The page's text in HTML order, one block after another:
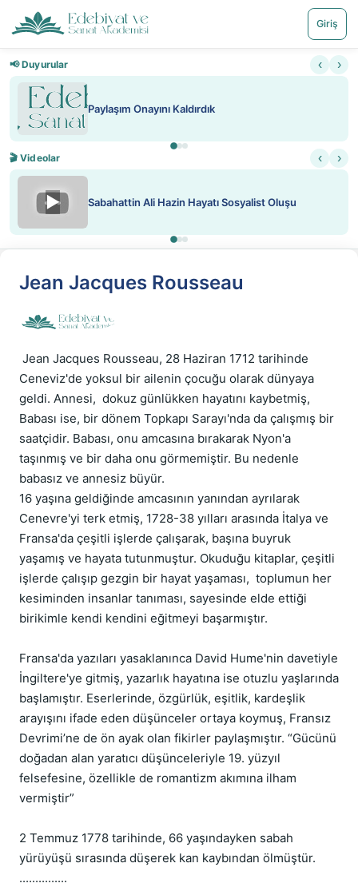
Giriş
📢 Duyurular ‹ ›
Paylaşım Onayını Kaldırdık
🎬 Videolar ‹ ›
▶ Sabahattin Ali Hazin Hayatı Sosyalist Oluşu
Jean Jacques Rousseau
Ceneviz'de yoksul bir ailenin çocuğu olarak dünyaya
geldi. Annesi,  dokuz günlükken hayatını kaybetmiş,
Babası ise, bir dönem Topkapı Sarayı'nda da çalışmış bir
saatçidir. Babası, onu amcasına bırakarak Nyon'a
taşınmış ve bir daha onu görmemiştir. Bu nedenle
babasız ve annesiz büyür.
16 yaşına geldiğinde amcasının yanından ayrılarak
Cenevre'yi terk etmiş, 1728-38 yılları arasında İtalya ve
Fransa'da çeşitli işlerde çalışarak, başına buyruk
yaşamış ve hayata tutunmuştur. Okuduğu kitaplar, çeşitli
işlerde çalışıp gezgin bir hayat yaşaması,  toplumun her
kesiminden insanlar tanıması, sayesinde elde ettiği
birikimle kendi kendini eğitmeyi başarmıştır.
Fransa'da yazıları yasaklanınca David Hume'nin davetiyle
İngiltere'ye gitmiş, yazarlık hayatına ise otuzlu yaşlarında
başlamıştır. Eserlerinde, özgürlük, eşitlik, kardeşlik
arayışını ifade eden düşünceler ortaya koymuş, Fransız
Devrimi’ne de ön ayak olan fikirler paylaşmıştır. “Gücünü
doğadan alan yaratıcı düşünceleriyle 19. yüzyıl
felsefesine, özellikle de romantizm akımına ilham
vermiştir”
2 Temmuz 1778 tarihinde, 66 yaşındayken sabah
yürüyüşü sırasında düşerek kan kaybından ölmüştür.